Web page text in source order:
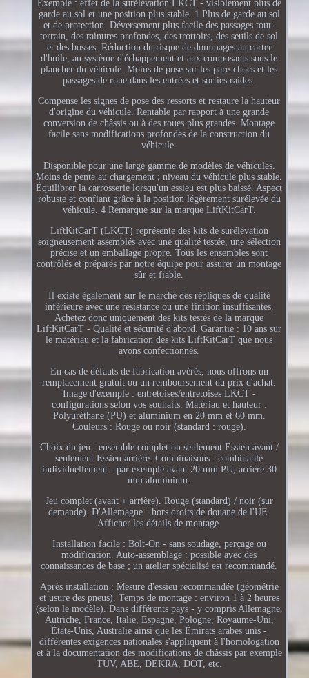
Exemple : effet de la surélévation LKCT - visiblement plus de
garde au sol et une position plus stable. 1 Plus de garde au sol
et de protection. Déversement plus facile des passages tout-
terrain, des rainures profondes, des trottoirs, des seuils de sol
et des bosses. Réduction du risque de dommages au carter
d'huile, au système d'échappement et aux composants sous le
plancher du véhicule. Moins de pose sur les pare-chocs et les
passages de roue dans les entrées et sorties raides.
Compense les signes de pose des ressorts et restaure la hauteur
d'origine du véhicule. Rentable par rapport à une grande
conversion de châssis ou à des roues plus grandes. Montage
facile sans modifications profondes de la construction du
véhicule.
Disponible pour une large gamme de modèles de véhicules.
Moins de pente au chargement ; niveau du véhicule plus stable.
Équilibrer la carrosserie lorsqu'un essieu est plus baissé. Aspect
robuste et confiant grâce à la position légèrement surélevée du
véhicule. 4 Remarque sur la marque LiftKitCarT.
LiftKitCarT (LKCT) représente des kits de surélévation
soigneusement assemblés avec une qualité testée, une sélection
précise et un emballage propre. Tous les ensembles sont
contrôlés et préparés par notre équipe pour assurer un montage
sûr et fiable.
Il existe également sur le marché des répliques de qualité
inférieure avec une résistance ou une finition insuffisantes.
Achetez donc uniquement des kits testés de la marque
LiftKitCarT - Qualité et sécurité d'abord. Garantie : 10 ans sur
le matériau et la fabrication des kits LiftKitCarT que nous
avons confectionnés.
En cas de défauts de fabrication avérés, nous offrons un
remplacement gratuit ou un remboursement du prix d'achat.
Image d'exemple : entretoises/entretoises LKCT -
configurations selon vos souhaits. Matériau et hauteur :
Polyuréthane (PU) et aluminium en 20 mm et 60 mm.
Couleurs : Rouge ou noir (standard : rouge).
Choix du jeu : ensemble complet ou seulement Essieu avant /
seulement Essieu arrière. Combinaisons : combinable
individuellement - par exemple avant 20 mm PU, arrière 30
mm aluminium.
Jeu complet (avant + arrière). Rouge (standard) / noir (sur
demande). D'Allemagne · hors droits de douane de l'UE.
Afficher les détails de montage.
Installation facile : Bolt-On - sans soudage, perçage ou
modification. Auto-assemblage : possible avec des
connaissances de base ; un atelier spécialisé est recommandé.
Après installation : Mesure d'essieu recommandée (géométrie
et usure des pneus). Temps de montage : environ 1 à 2 heures
(selon le modèle). Dans différents pays - y compris Allemagne,
Autriche, France, Italie, Espagne, Pologne, Royaume-Uni,
États-Unis, Australie ainsi que les Émirats arabes unis -
différentes exigences nationales s'appliquent à l'homologation
et à la documentation des modifications de châssis par exemple
TÜV, ABE, DEKRA, DOT, etc.